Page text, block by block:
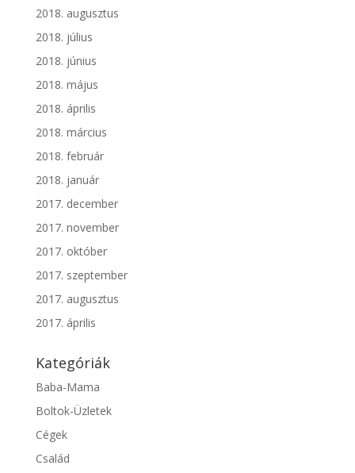
2018. augusztus
2018. július
2018. június
2018. május
2018. április
2018. március
2018. február
2018. január
2017. december
2017. november
2017. október
2017. szeptember
2017. augusztus
2017. április
Kategóriák
Baba-Mama
Boltok-Üzletek
Cégek
Család